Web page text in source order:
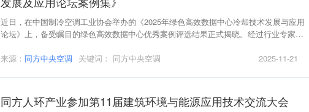
近日，在中国制冷空调工业协会举办的《2025年绿色高效数据中心冷却技术发展与应用
论坛》上，备受瞩目的绿色高效数据中心优秀案例评选结果正式揭晓。经过行业专家严
众多参选项目中脱颖而出，成功入选优秀案例，并被收录至《第七届绿色高效数据中心
来源： 同方中央空调 关键词： 同方中央空调 2025-11-21
同方人环产业参加第11届建筑环境与能源应用技术交流大会